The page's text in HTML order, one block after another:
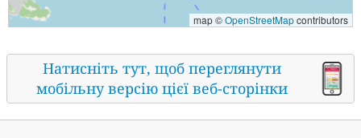
map ©OpenStreetMapcontributors
Натисніть тут, щоб переглянути
мобільну версію цієї веб-сторінки